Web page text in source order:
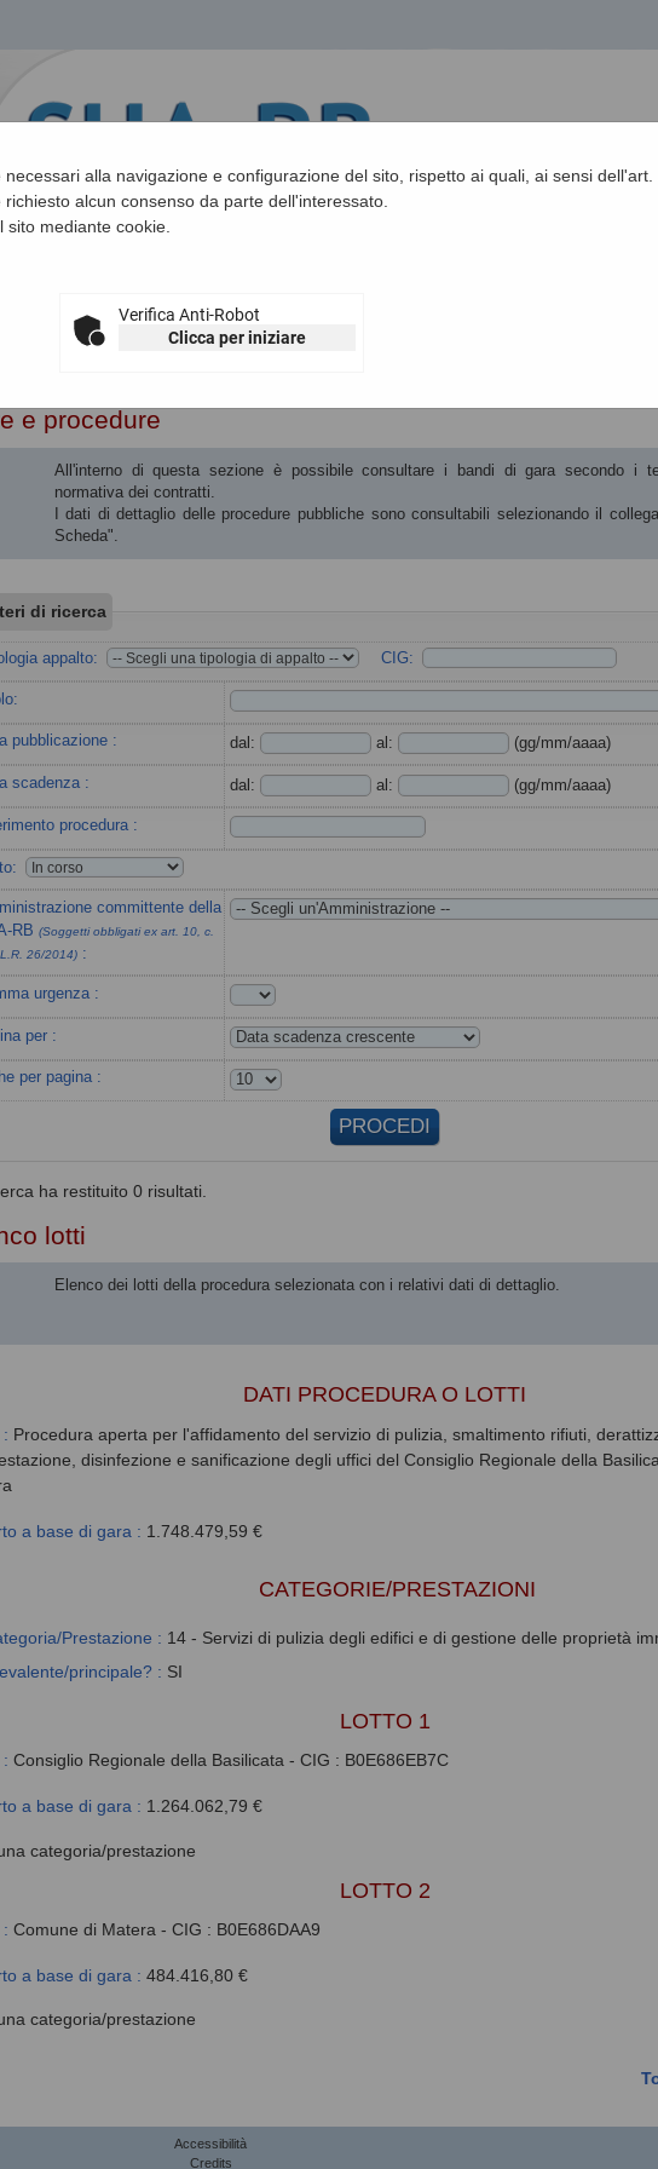
alla navigazione e configurazione del sito, rispetto ai quali, ai sensi
alcun consenso da parte dell'interessato.
mediante cookie.
Verifica Anti-Robot
Clicca per iniziare
e procedure
All'interno di questa sezione è possibile consultare i bandi di gara secondo i
normativa dei contratti.
I dati di dettaglio delle procedure pubbliche sono consultabili selezionando il
Scheda".
di ricerca
appalto: CIG:
pubblicazione : dal: al: (gg/mm/aaaa)
scadenza : dal: al: (gg/mm/aaaa)
procedura :
committente della
RB(Soggetti obbligati ex art. 10, c.
26/2014) :
urgenza :
per :
per pagina :
ha restituito 0 risultati.
lotti
Elenco dei lotti della procedura selezionata con i relativi dati di dettaglio.
DATI PROCEDURA O LOTTI
Procedura aperta per l'affidamento del servizio di pulizia, smaltimento rifiuti,
disinfezione e sanificazione degli uffici del Consiglio Regionale della
a base di gara : 1.748.479,59 €
CATEGORIE/PRESTAZIONI
Prestazione : 14 - Servizi di pulizia degli edifici e di gestione delle proprietà
principale? : SI
LOTTO 1
Consiglio Regionale della Basilicata - CIG : B0E686EB7C
a base di gara : 1.264.062,79 €
categoria/prestazione
LOTTO 2
Comune di Matera - CIG : B0E686DAA9
a base di gara : 484.416,80 €
categoria/prestazione
Accessibilità
Credits